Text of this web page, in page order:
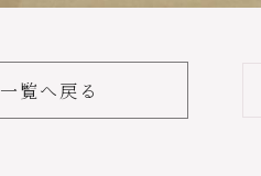
一覧へ戻る